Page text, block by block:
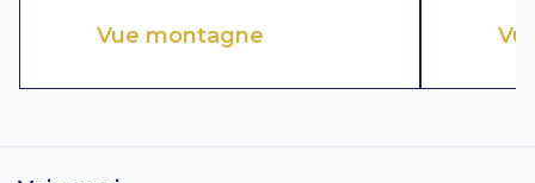
Vue montagne